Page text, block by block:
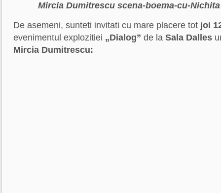
Mircia Dumitrescu scena-boema-cu-
De asemeni, sunteti invitati cu mare placere tot joi
evenimentul explozitiei „Dialog” de la Sala Dalles
Mircia Dumitrescu: